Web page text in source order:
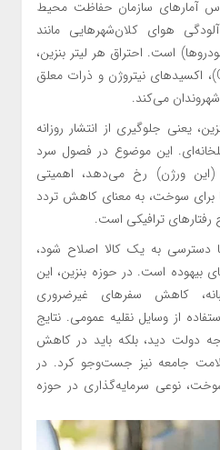
آمارهای سازمان حفاظت محیط
از ۷۰ درصد آلودگی هوای کلان‌شهرهایی مانند
است. احتراق هر لیتر بنزین،
ترکیبی از دی‌اکسید کربن (CO2)، اکسیدهای نیتروژن و ذرات معلق
لیتر بنزین، یعنی جلوگیری از انتشار روزانه
گلخانه‌ای. این موضوع در فصول سرد
(این ورژن) رخ می‌دهد، اهمیتی
برای سوخت، به معنای کاهش تردد
ترافیکی است.
دسترسی به یک کالا اصلاح شود،
است. در حوزه بنزین، این
کاهش سفرهای غیرضروری
از وسایل نقلیه عمومی. نتایج
دولت دید، بلکه باید در کاهش
جامعه نیز جست‌وجو کرد. در
نوعی سرمایه‌گذاری در حوزه